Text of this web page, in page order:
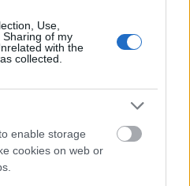
Use,
of my
with the
collected.
enable storage
cookies on web or
ma